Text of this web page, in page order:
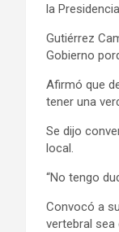
la
Gutiérrez
Gobierno
Afirmó que
tener una
Se dijo
local.
“No tengo
Convocó a
vertebral sea